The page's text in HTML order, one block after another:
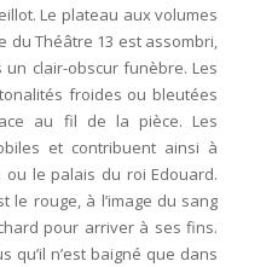
Le plateau aux volumes
du Théâtre 13 est assombri,
clair-obscur funèbre. Les
froides ou bleutées
au fil de la pièce. Les
et contribuent ainsi à
le palais du roi Edouard.
le rouge, à l’image du sang
pour arriver à ses fins.
qu’il n’est baigné que dans